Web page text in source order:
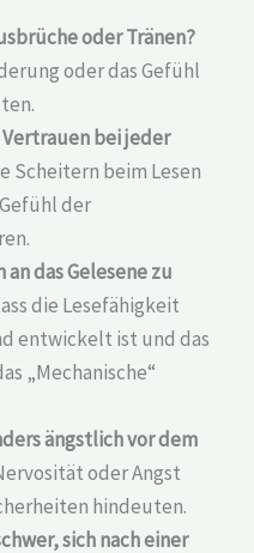
oder Tränen?
oder das Gefühl
bei jeder
Scheitern beim Lesen
der
das Gelesene zu
die Lesefähigkeit
entwickelt ist und das
„Mechanische“
ängstlich vor dem
oder Angst
hindeuten.
sich nach einer